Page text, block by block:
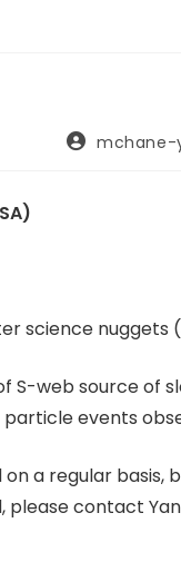
mchane-
science nuggets
web source of
events
a regular
contact